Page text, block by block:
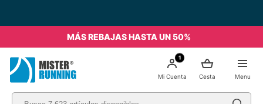
MÁS REBAJAS HASTA UN 50%
Menu
Cesta
1
Mi Cuenta